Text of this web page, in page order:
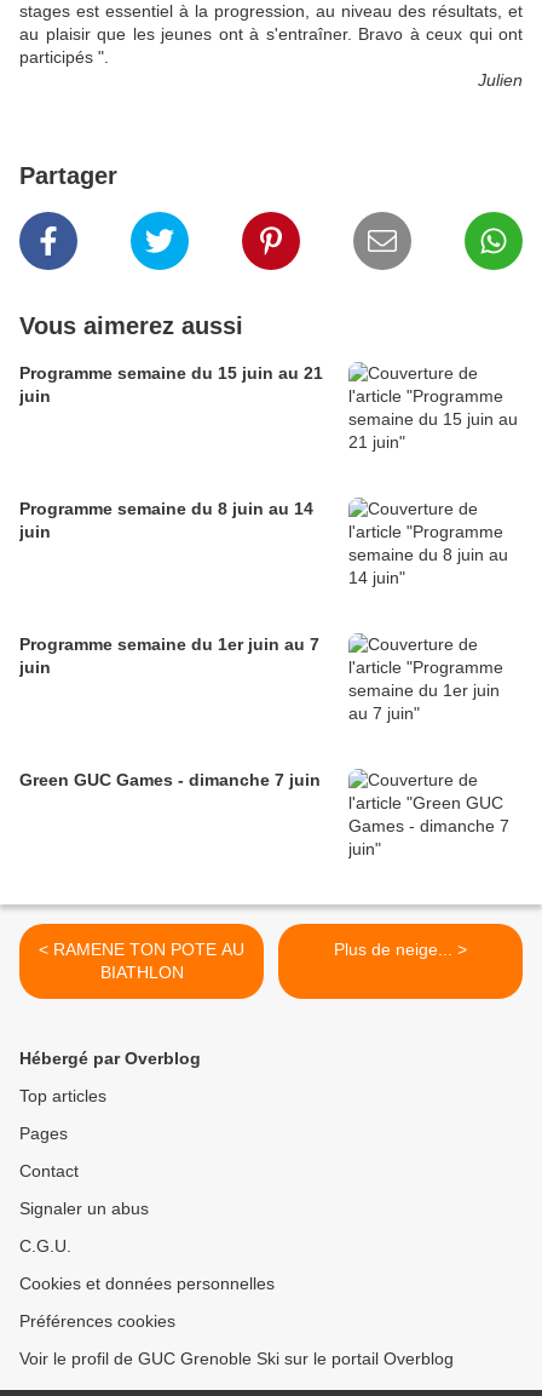
stages est essentiel à la progression, au niveau des résultats, et
au plaisir que les jeunes ont à s'entraîner. Bravo à ceux qui ont
participés ".
Julien
Partager
Vous aimerez aussi
Programme semaine du 15 juin au 21
juin
Programme semaine du 8 juin au 14
juin
Programme semaine du 1er juin au 7
juin
Green GUC Games - dimanche 7 juin
< RAMENE TON POTE AU
BIATHLON
Plus de neige... >
Hébergé par Overblog
Top articles
Pages
Contact
Signaler un abus
C.G.U.
Cookies et données personnelles
Préférences cookies
Voir le profil de GUC Grenoble Ski sur le portail Overblog